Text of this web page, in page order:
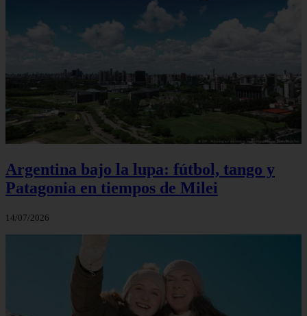
Argentina bajo la lupa: fútbol, tango y
Patagonia en tiempos de Milei
14/07/2026